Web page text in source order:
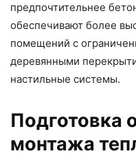
предпочтительнее
обеспечивают более
помещений с
деревянными
настильные системы.
Подготовка
монтажа